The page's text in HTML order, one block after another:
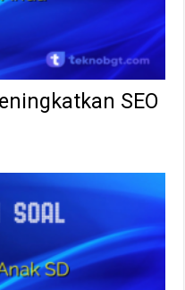
SEO